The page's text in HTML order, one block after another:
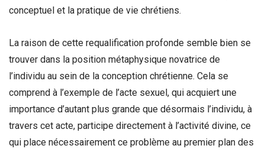
conceptuel et la pratique de vie chrétiens.
La raison de cette requalification profonde semble bien se
trouver dans la position métaphysique novatrice de
l’individu au sein de la conception chrétienne. Cela se
comprend à l’exemple de l’acte sexuel, qui acquiert une
importance d’autant plus grande que désormais l’individu, à
travers cet acte, participe directement à l’activité divine, ce
qui place nécessairement ce problème au premier plan des